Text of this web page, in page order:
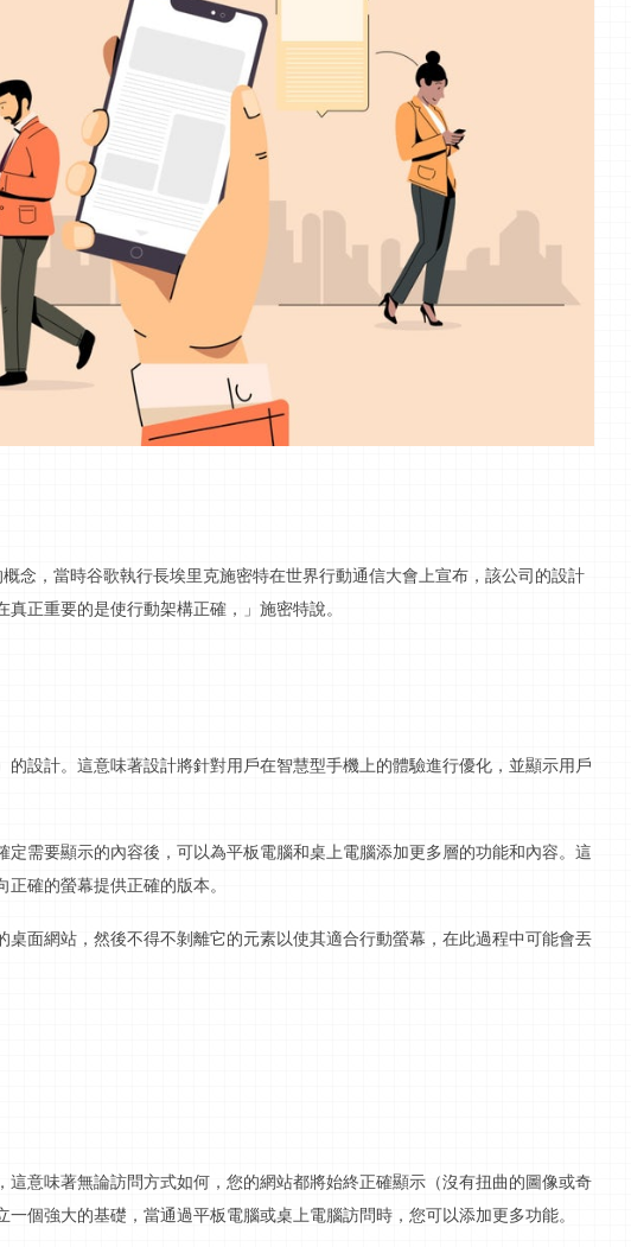
念，當時谷歌執行長埃里克施密特在世界行動通信大會上宣布，該公司的設計
真正重要的是使行動架構正確，」施密特說。
的設計。這意味著設計將針對用戶在智慧型手機上的體驗進行優化，並顯示用戶
定需要顯示的內容後，可以為平板電腦和桌上電腦添加更多層的功能和內容。這
正確的螢幕提供正確的版本。
面網站，然後不得不剝離它的元素以使其適合行動螢幕 ，在此過程中可能會丟
這意味著無論訪問方式如何，您的網站都將始終正確顯示（沒有扭曲的圖像或奇
一個強大的基礎，當通過平板電腦或桌上電腦訪問時，您可以添加更多功能。